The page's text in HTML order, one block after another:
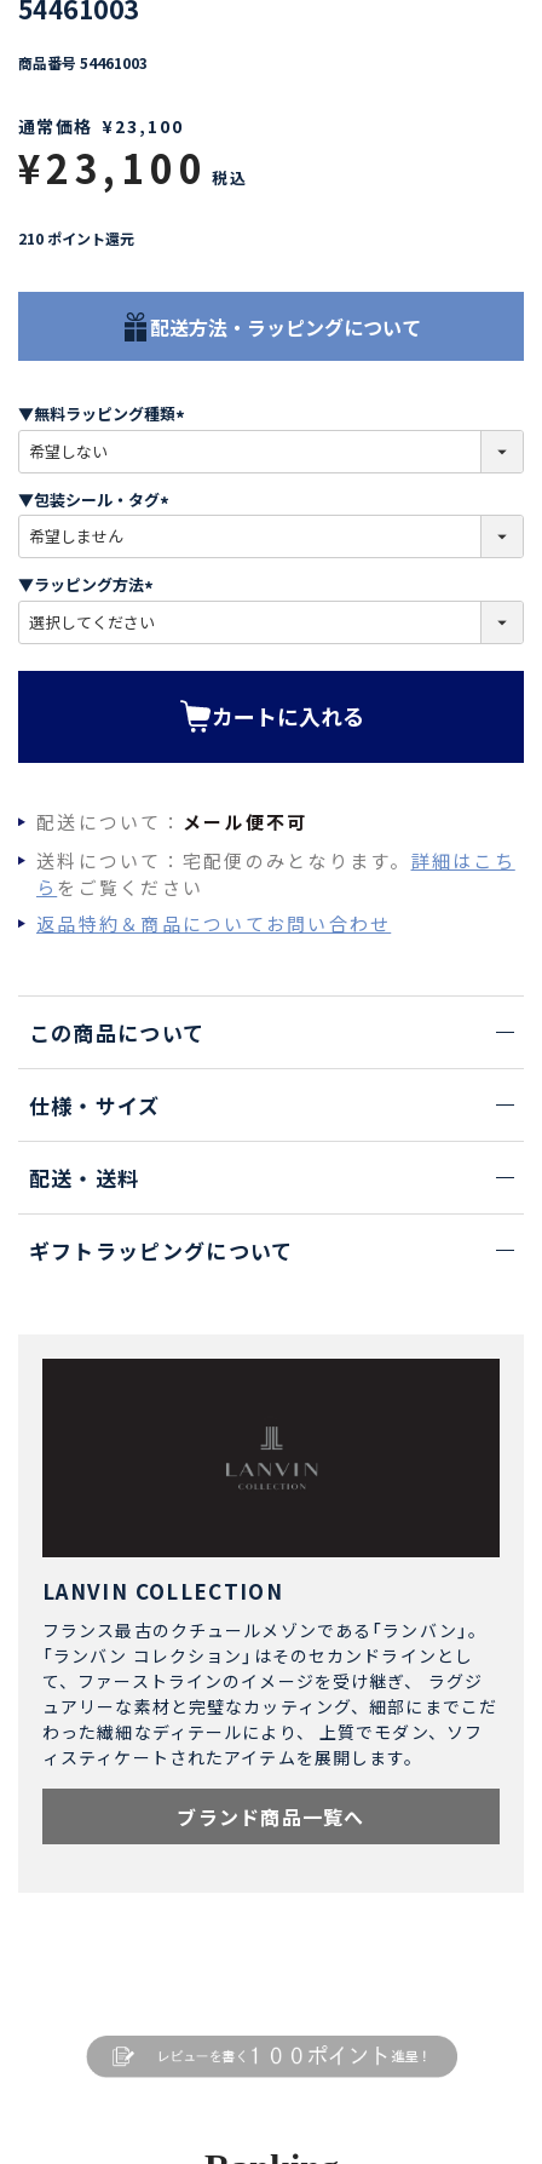
54461003
商品番号 54461003
通常価格 ¥23,100
¥23,100 税込
210 ポイント還元
配送方法・ラッピングについて
▼無料ラッピング種類
必
)
▼包装シール・タグ
必
)
▼ラッピング方法
必
カートに入れる
配送について： メール便不可
送料について：宅配便のみとなります。 詳細はこち
ら をご覧ください
返品特約＆商品についてお問い合わせ
この商品について
仕様・サイズ
配送・送料
ギフトラッピングについて
LANVIN COLLECTION
フランス最古のクチュールメゾンである「ランバン」。
「ランバン コレクション」はそのセカンドラインとし
て、ファーストラインのイメージを受け継ぎ、 ラグジ
ュアリーな素材と完璧なカッティング、細部にまでこだ
わった繊細なディテールにより、 上質でモダン、ソフ
ィスティケートされたアイテムを展開します。
ブランド商品一覧へ